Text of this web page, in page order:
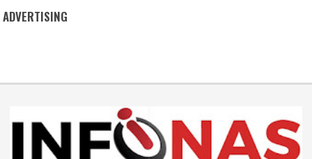
ADVERTISING